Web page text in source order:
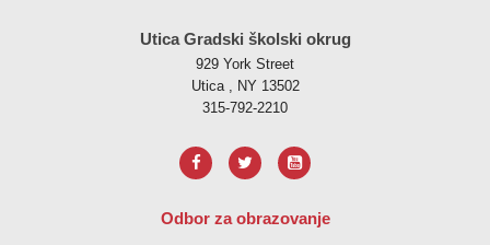
Utica Gradski školski okrug
929 York Street
Utica , NY 13502
315-792-2210
Odbor za obrazovanje